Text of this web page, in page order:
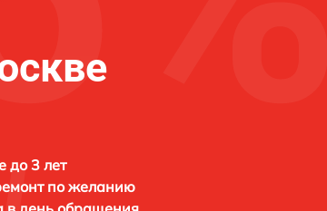
до 3 лет
по желанию